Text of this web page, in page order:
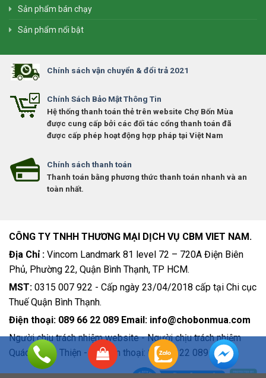
Sản phẩm bán chạy
Sản phẩm nổi bật
Chính sách vận chuyển & đổi trả 2021
Chính Sách Bảo Mật Thông Tin
Hệ thống thanh toán thẻ trên website Chợ Bốn Mùa
được cung cấp bởi các đối tác cổng thanh toán đã
được cấp phép hoạt động hợp pháp tại Việt Nam
Chính sách thanh toán
Thanh toán bằng phương thức thanh toán nhanh và an
toàn nhất.
CÔNG TY TNHH THƯƠNG MẠI DỊCH VỤ CBM VIET NAM.
Địa Chỉ : Vincom Landmark 81 level 72 – 720A Điện Biên
Phủ, Phường 22, Quận Bình Thạnh, TP HCM.
MST: 0315 007 922 - Cấp ngày 23/04/2018 cấp tại Chi cục
Thuế Quận Bình Thạnh.
Điện thoại: 089 66 22 089 Email: info@chobonmua.com
Người chịu trách nhiệm website - Người chịu trách nhiệm
Quách Minh Thiện - số điện thoại: 089 66 22 089